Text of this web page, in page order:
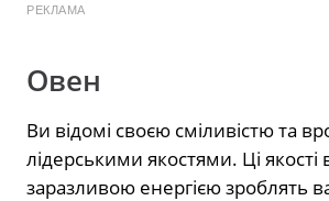
РЕКЛАМА
Овен
Ви відомі своєю сміливістю та
лідерськими якостями. Ці якості
заразливою енергією зроблять